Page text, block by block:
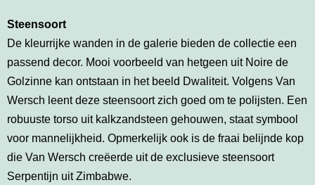
Steensoort
De kleurrijke wanden in de galerie bieden de collectie een
passend decor. Mooi voorbeeld van hetgeen uit Noire de
Golzinne kan ontstaan in het beeld Dwaliteit. Volgens Van
Wersch leent deze steensoort zich goed om te polijsten. Een
robuuste torso uit kalkzandsteen gehouwen, staat symbool
voor mannelijkheid. Opmerkelijk ook is de fraai belijnde kop
die Van Wersch creëerde uit de exclusieve steensoort
Serpentijn uit Zimbabwe.